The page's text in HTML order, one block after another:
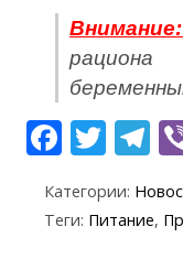
F
e
T
itt
T
e
gr
Категории:
Теги: Питание,